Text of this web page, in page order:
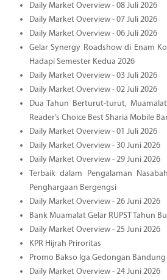
Daily Market Overview - 08 Juli 2026
Daily Market Overview - 07 Juli 2026
Daily Market Overview - 06 Juli 2026
Gelar Synergy Roadshow di Enam
Hadapi Semester Kedua 2026
Daily Market Overview - 03 Juli 2026
Daily Market Overview - 02 Juli 2026
Dua Tahun Berturut-turut,
Reader’s Choice Best Sharia Mobile
Daily Market Overview - 01 Juli 2026
Daily Market Overview - 30 Juni 2026
Daily Market Overview - 29 Juni 2026
Terbaik dalam Pengalaman
Penghargaan Bergengsi
Daily Market Overview - 26 Juni 2026
Bank Muamalat Gelar RUPST Tahun
Daily Market Overview - 25 Juni 2026
KPR Hijrah Priroritas
Promo Bakso Iga Gedongan Bandung
Daily Market Overview - 24 Juni 2026